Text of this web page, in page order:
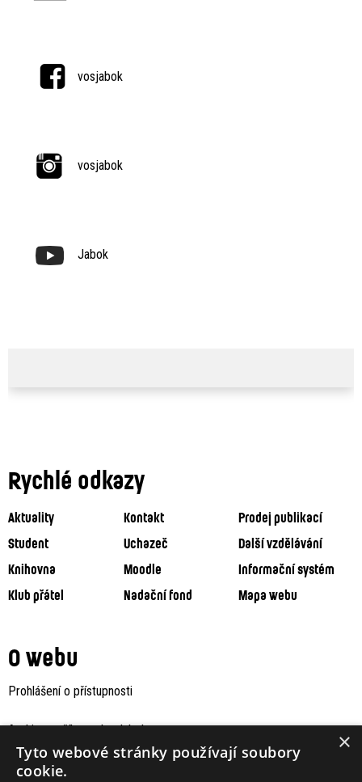
vosjabok
vosjabok
Jabok
Rychlé odkazy
Aktuality Kontakt
Prodej publikací
Student
Uchazeč
Další vzdělávání
Knihovna
Moodle
Informační systém
Klub přátel
Nadační fond Mapa webu
O webu
Prohlášení o přístupnosti
Archiv staršího webu Jaboku ×
Tyto webové stránky používají soubory
cookie.